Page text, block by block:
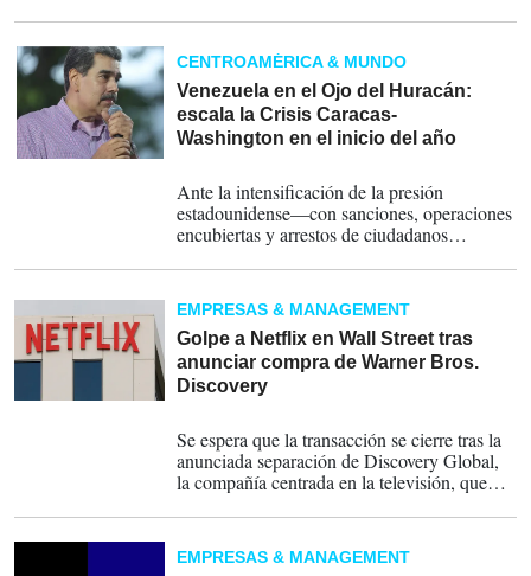
programa de misiles y el fin del apoyo a
grupos regionales como Hizbulá del Líbano
y los palestinos de Hamás.
CENTROAMÉRICA & MUNDO
Venezuela en el Ojo del Huracán:
escala la Crisis Caracas-
Washington en el inicio del año
Ante la intensificación de la presión
estadounidense—con sanciones, operaciones
encubiertas y arrestos de ciudadanos
alcanza un punto crítico en 2026 que exige
un análisis desapasionado y
multidimensional.
EMPRESAS & MANAGEMENT
Golpe a Netflix en Wall Street tras
anunciar compra de Warner Bros.
Discovery
Se espera que la transacción se cierre tras la
anunciada separación de Discovery Global,
la compañía centrada en la televisión, que
y canales en abierto en Europa.
EMPRESAS & MANAGEMENT